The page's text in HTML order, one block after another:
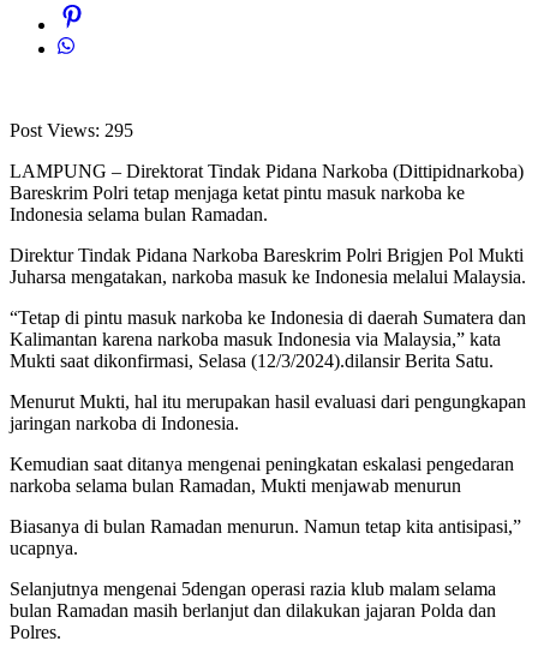
Post Views: 295
LAMPUNG – Direktorat Tindak Pidana Narkoba (Dittipidnarkoba)
Bareskrim Polri tetap menjaga ketat pintu masuk narkoba ke
Indonesia selama bulan Ramadan.
Direktur Tindak Pidana Narkoba Bareskrim Polri Brigjen Pol Mukti
Juharsa mengatakan, narkoba masuk ke Indonesia melalui Malaysia.
“Tetap di pintu masuk narkoba ke Indonesia di daerah Sumatera dan
Kalimantan karena narkoba masuk Indonesia via Malaysia,” kata
Mukti saat dikonfirmasi, Selasa (12/3/2024).dilansir Berita Satu.
Menurut Mukti, hal itu merupakan hasil evaluasi dari pengungkapan
jaringan narkoba di Indonesia.
Kemudian saat ditanya mengenai peningkatan eskalasi pengedaran
narkoba selama bulan Ramadan, Mukti menjawab menurun
Biasanya di bulan Ramadan menurun. Namun tetap kita antisipasi,”
ucapnya.
Selanjutnya mengenai 5dengan operasi razia klub malam selama
bulan Ramadan masih berlanjut dan dilakukan jajaran Polda dan
Polres.